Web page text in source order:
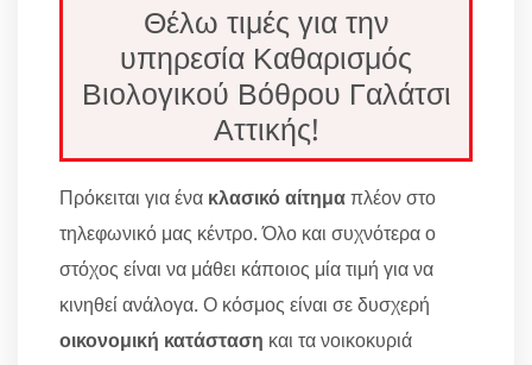
Θέλω τιμές για την
υπηρεσία Καθαρισμός
Βιολογικού Βόθρου Γαλάτσι
Αττικής!
Πρόκειται για ένα κλασικό αίτημαπλέον στο
τηλεφωνικό μας κέντρο. Όλο και συχνότερα ο
στόχος είναι να μάθει κάποιος μία τιμή για να
κινηθεί ανάλογα. Ο κόσμος είναι σε δυσχερή
οικονομική κατάσταση και τα νοικοκυριά